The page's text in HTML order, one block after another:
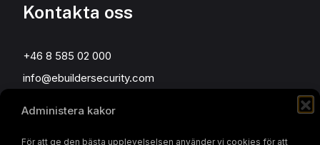
Administera kakor
För att ge den bästa upplevelselsen använder vi cookies för att
Kontakta oss
+46 8 585 02 000
info@ebuildersecurity.com
eBuilder Sweden AB
Kista Science Tower